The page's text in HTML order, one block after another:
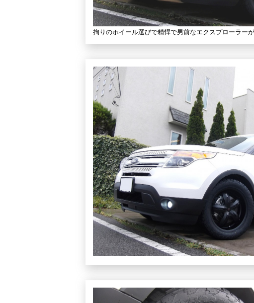
拘りのホイール選びで精悍で男前なエクスプローラー